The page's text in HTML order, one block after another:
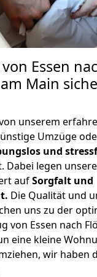
Essen
Main
unserem
Umzüge
und
Dabei legen
aufSorgfalt und
Die Qualität und
uns zu der
von Essen nach
eine kleine
wir haben